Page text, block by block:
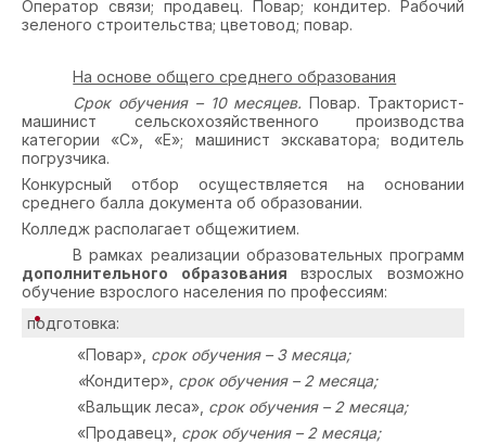
Оператор связи; продавец. Повар; кондитер. Рабочий
зеленого строительства; цветовод; повар.
На основе общего среднего образования
Срок обучения – 10 месяцев.Повар. Тракторист-
машинист сельскохозяйственного производства
категории «С», «Е»; машинист экскаватора; водитель
погрузчика.
Конкурсный отбор осуществляется на основании
среднего балла документа об образовании.
Колледж располагает общежитием.
В рамках реализации образовательных программ
дополнительного образования взрослых возможно
обучение взрослого населения по профессиям:
подготовка:
«Повар», срок обучения – 3 месяца;
«Кондитер», срок обучения – 2 месяца;
«Вальщик леса», срок обучения – 2 месяца;
«Продавец», срок обучения – 2 месяца;